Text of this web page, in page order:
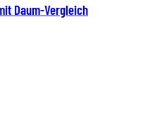
Daum-Vergleich